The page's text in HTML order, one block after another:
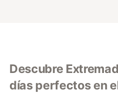
Descubre
días perfectos en